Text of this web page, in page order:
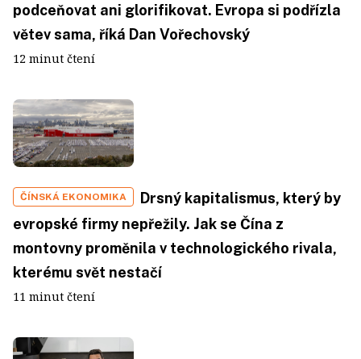
podceňovat ani glorifikovat. Evropa si podřízla
větev sama, říká Dan Vořechovský
12 minut čtení
ČÍNSKÁ EKONOMIKA
Drsný kapitalismus, který by
evropské firmy nepřežily. Jak se Čína z
montovny proměnila v technologického rivala,
kterému svět nestačí
11 minut čtení